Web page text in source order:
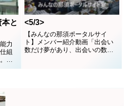
と
力
組
他
倒
何
<5/3>
【みんなの那須ポータルサイ
ト】メンバー紹介動画「出会い
数だけ夢があり、出会いの数だ